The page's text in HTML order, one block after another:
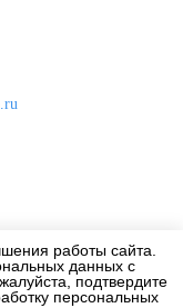
работы сайта.
данных с
подтвердите
персональных